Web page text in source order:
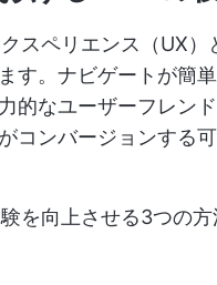
スペリエンス（UX）
す。ナビゲートが簡
的なユーザーフレン
コンバージョンする
を向上させる3つの